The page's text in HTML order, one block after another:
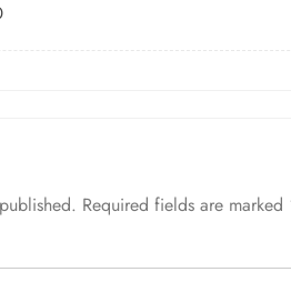
Required fields are marked